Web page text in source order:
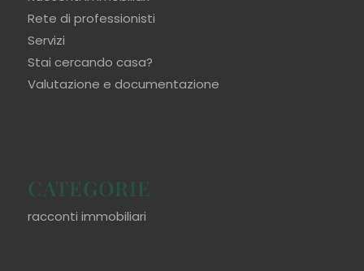
Rete di professionisti
Servizi
Stai cercando casa?
Valutazione e documentazione
CATEGORIE
racconti immobiliari